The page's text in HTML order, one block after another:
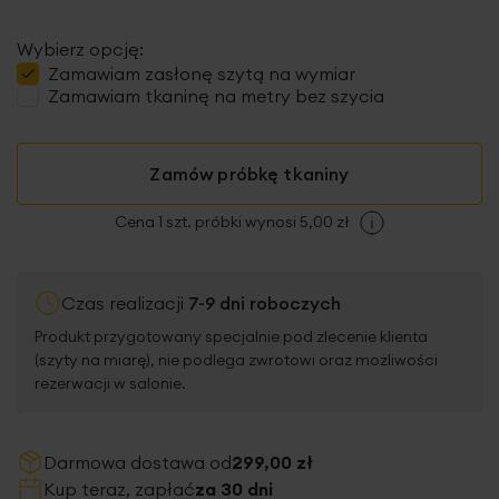
Wybierz opcję:
Zamawiam zasłonę szytą na wymiar
Zamawiam tkaninę na metry bez szycia
Zamów próbkę tkaniny
Cena 1 szt. próbki wynosi 5,00 zł
Czas realizacji 7-9 dni roboczych
Produkt przygotowany specjalnie pod zlecenie klienta
(szyty na miarę), nie podlega zwrotowi oraz możliwości
rezerwacji w salonie.
Darmowa dostawa od299,00 zł
Kup teraz, zapłaćza 30 dni